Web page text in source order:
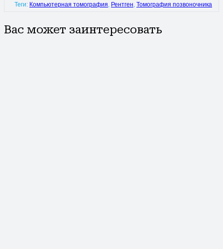
Теги: Компьютерная томография Рентген Томография позвоночника
Вас может заинтересовать